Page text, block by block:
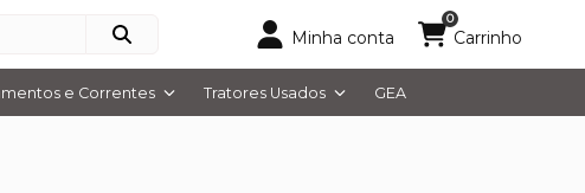
Minha conta
0
Carrinho
e Correntes Tratores Usados GEA